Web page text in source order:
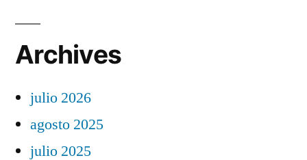
Archives
julio 2026
agosto 2025
julio 2025